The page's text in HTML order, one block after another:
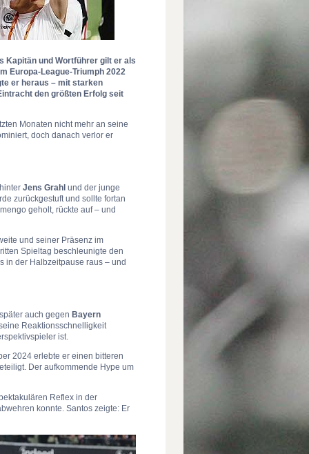
Kapitän und Wortführer gilt er als
Europa-League-Triumph 2022
er heraus – mit starken
den größten Erfolg seit
Monaten nicht mehr an seine
doch danach verlor er
Jens Grahl und der junge
zurückgestuft und sollte fortan
geholt, rückte auf – und
und seiner Präsenz im
Spieltag beschleunigte den
in der Halbzeitpause raus – und
auch gegen Bayern
Reaktionsschnelligkeit
ist.
2024 erlebte er einen bitteren
Der aufkommende Hype um
Reflex in der
konnte. Santos zeigte: Er